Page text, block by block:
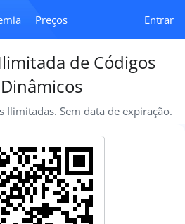
Preços Entrar
de Códigos
Ilimitadas. Sem data de expiração.